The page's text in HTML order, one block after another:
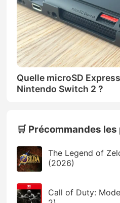
Quelle microSD
Nintendo Switch 2 ?
🛒 Précommandes
The Legend of
(2026)
Call of Duty: